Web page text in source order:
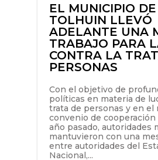
EL MUNICIPIO DE
TOLHUIN LLEVÓ
ADELANTE UNA
TRABAJO PARA
CONTRA LA
PERSONAS
Con el objetivo de
políticas en materia de
trata de personas y en el
convenio de cooperación
año pasado, autoridades
mantuvieron con una
entre autoridades del
Nacional,...